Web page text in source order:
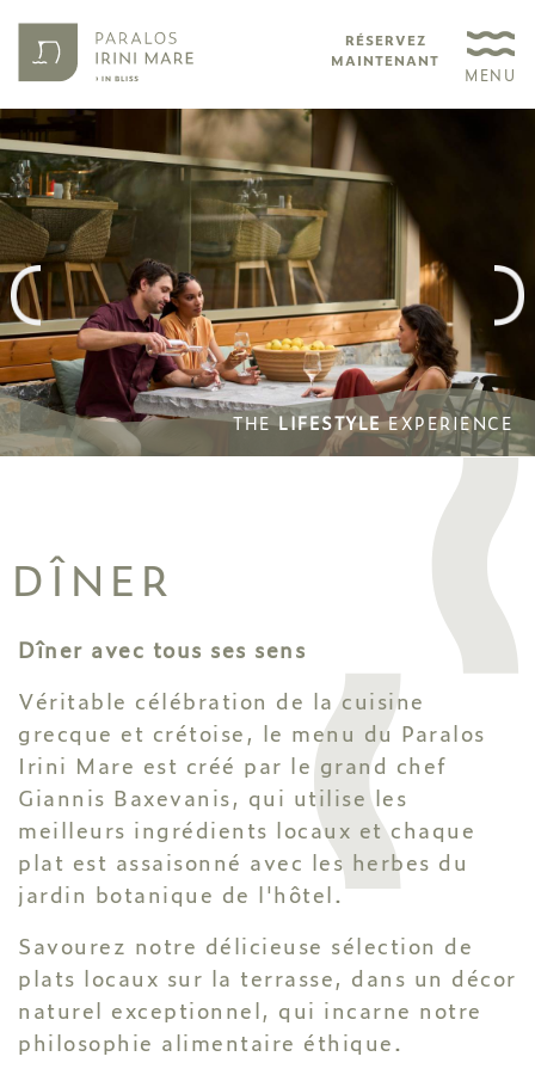
RÉSERVEZ
MAINTENANT
MENU
THELIFESTYLEEXPERIENCE
THELIFESTYLEEXPERIENCE
DÎNER
Dîner avec tous ses sens
Véritable célébration de la cuisine
grecque et crétoise, le menu du Paralos
Irini Mare est créé par le grand chef
Giannis Baxevanis, qui utilise les
meilleurs ingrédients locaux et chaque
plat est assaisonné avec les herbes du
jardin botanique de l'hôtel.
Savourez notre délicieuse sélection de
plats locaux sur la terrasse, dans un décor
naturel exceptionnel, qui incarne notre
philosophie alimentaire éthique.